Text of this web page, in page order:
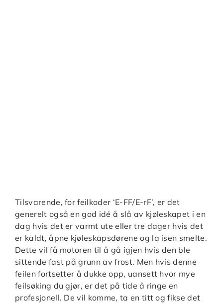
Tilsvarende, for feilkoder ‘E-FF/E-rF’, er det
generelt også en god idé å slå av kjøleskapet i en
dag hvis det er varmt ute eller tre dager hvis det
er kaldt, åpne kjøleskapsdørene og la isen smelte.
Dette vil få motoren til å gå igjen hvis den ble
sittende fast på grunn av frost. Men hvis denne
feilen fortsetter å dukke opp, uansett hvor mye
feilsøking du gjør, er det på tide å ringe en
profesjonell. De vil komme, ta en titt og fikse det